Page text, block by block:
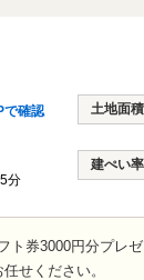
で確認
土地面積
分
建ぺい率
ト券3000円分プレ
せください。